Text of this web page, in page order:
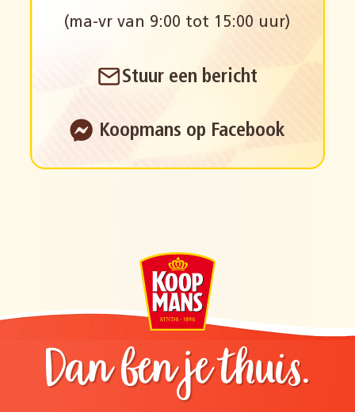
(ma-vr van 9:00 tot 15:00 uur)
Stuur een bericht
Koopmans op Facebook
Dan ben je thuis.